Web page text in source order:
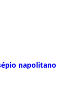
napolitano